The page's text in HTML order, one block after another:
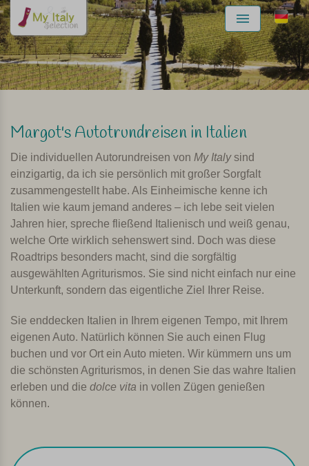
Menu
Margot's Autotrundreisen in Italien
Die individuellen Autorundreisen von My Italysind
einzigartig, da ich sie persönlich mit großer Sorgfalt
zusammengestellt habe. Als Einheimische kenne ich
Italien wie kaum jemand anderes – ich lebe seit vielen
Jahren hier, spreche fließend Italienisch und weiß genau,
welche Orte wirklich sehenswert sind. Doch was diese
Roadtrips besonders macht, sind die sorgfältig
ausgewählten Agriturismos. Sie sind nicht einfach nur eine
Unterkunft, sondern das eigentliche Ziel Ihrer Reise.
Sie enddecken Italien in Ihrem eigenen Tempo, mit Ihrem
eigenen Auto. Natürlich können Sie auch einen Flug
buchen und vor Ort ein Auto mieten. Wir kümmern uns um
die schönsten Agriturismos, in denen Sie das wahre Italien
erleben und die dolce vita in vollen Zügen genießen
können.